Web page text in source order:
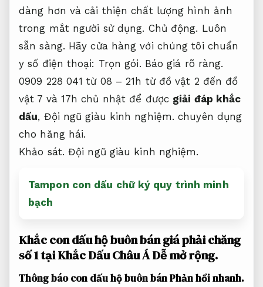
dàng hơn và cải thiện chất lượng hình ảnh
trong mắt người sử dụng. Chủ động. Luôn
sẵn sàng. Hãy cửa hàng với chúng tôi chuẩn
y số điện thoại: Trọn gói. Báo giá rõ ràng.
0909 228 041 từ 08 – 21h từ đồ vật 2 đến đồ
vật 7 và 17h chủ nhật để được giải đáp khắc
dấu, Đội ngũ giàu kinh nghiệm. chuyên dụng
cho hăng hái.
Khảo sát. Đội ngũ giàu kinh nghiệm.
Tampon con dấu chữ ký quy trình minh
bạch
Khắc con dấu hộ buôn bán giá phải chăng
số 1 tại Khắc Dấu Châu ÁDễ mở rộng.
Thông báo con dấu hộ buôn bánPhản hồi nhanh.